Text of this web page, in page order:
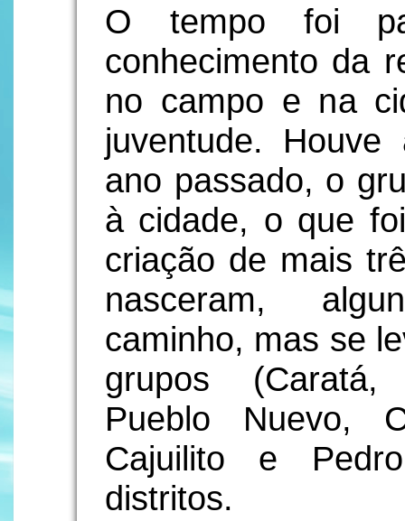
O tempo foi
conhecimento da
no campo e na
juventude.
ano passado, o
à cidade, o que
criação de mais
nasceram,
caminho, mas se
grupos (Caratá,
Pueblo Nuevo,
Cajuilito e
distritos.